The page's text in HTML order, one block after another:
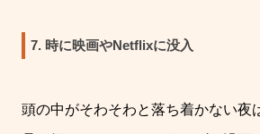
7. 時に映画やNetflixに没入
頭の中がそわそわと落ち着かない夜